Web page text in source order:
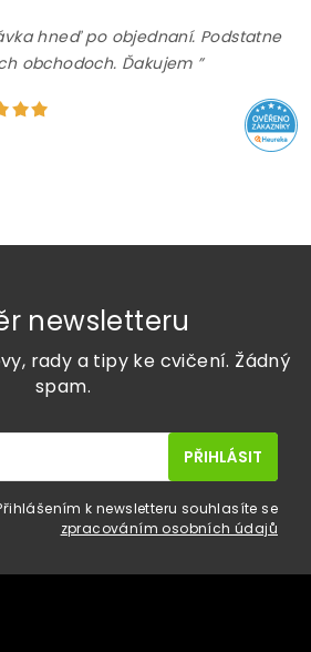
hneď po objednaní. Podstatne
obchodoch. Ďakujem ”
newsletteru
rady a tipy ke cvičení. Žádný
spam.
k newsletteru souhlasíte se
zpracováním osobních údajů